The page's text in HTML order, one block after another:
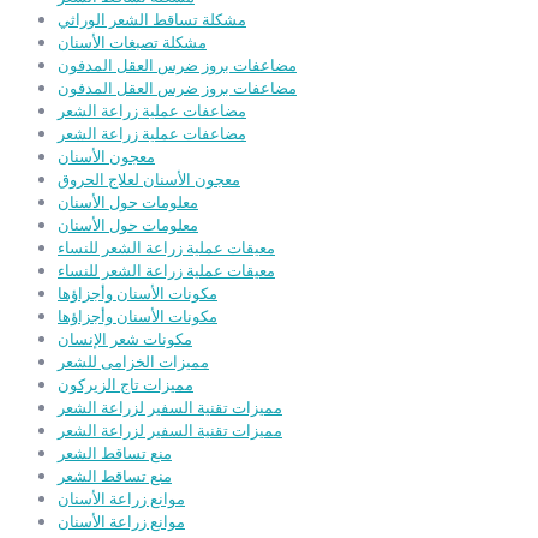
مشكلة تساقط الشعر الوراثي
مشكلة تصبغات الأسنان
مضاعفات بروز ضرس العقل المدفون
مضاعفات بروز ضرس العقل المدفون
مضاعفات عملية زراعة الشعر
مضاعفات عملية زراعة الشعر
معجون الأسنان
معجون الأسنان لعلاج الحروق
معلومات حول الأسنان
معلومات حول الأسنان
معيقات عملية زراعة الشعر للنساء
معيقات عملية زراعة الشعر للنساء
مكونات الأسنان وأجزاؤها
مكونات الأسنان وأجزاؤها
مكونات شعر الإنسان
مميزات الخزامى للشعر
مميزات تاج الزيركون
مميزات تقنية السفير لزراعة الشعر
مميزات تقنية السفير لزراعة الشعر
منع تساقط الشعر
منع تساقط الشعر
موانع زراعة الأسنان
موانع زراعة الأسنان